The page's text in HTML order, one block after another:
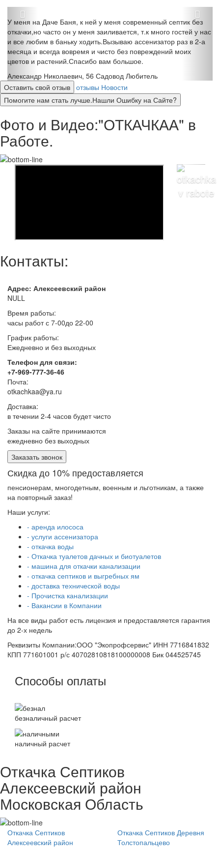
У меня на Даче Баня, к ней у меня современный септик без
откачки,но часто он у меня заиливается, т.к много гостей у нас
и все любим в баньку ходить.Вызываю ассенизатор раз в 2-а
месяца и всегда вовремя и чисто без повреждений моих
цветов и растений.Спасибо вам большое.
Александр Николаевич, 56 Садовод Любитель
Оставить свой отзыв отзывы Новости
Помогите нам стать лучше.Нашли Ошибку на Сайте?
Фото и Видео:"ОТКАЧКАА" в
Работе.
Контакты:
Адрес: Алексеевский район
NULL
Время работы:
часы работ с 7-00до 22-00
График работы:
Ежедневно и без выходных
Телефон для связи:
+7-969-777-36-46
Почта:
otkachkaa@ya.ru
Доставка:
в течении 2-4 часов будет чисто
Заказы на сайте принимаются
ежедневно без выходных
Заказать звонок
Скидка до 10% предоставляется
пенсионерам, многодетным, военным и льготникам, а также
на повторный заказ!
Наши услуги:
- аренда илососа
- услуги ассенизатора
- откачка воды
- Откачка туалетов дачных и биотуалетов
- машина для откачки канализации
- откачка септиков и выгребных ям
- доставка технической воды
- Прочистка канализации
- Вакансии в Компании
На все виды работ есть лицензия и предоставляется гарантия
до 2-х недель
Реквизиты Компании:ООО "Экопрофсервис" ИНН 7716841832
КПП 771601001 р/с 40702810818100000008 Бик 044525745
Способы оплаты
безналичный расчет
наличный расчет
Откачка Септиков
Алексеевский район
Московская Область
Откачка Септиков
Алексеевский район
Откачка Септиков Деревня
Толстопальцево